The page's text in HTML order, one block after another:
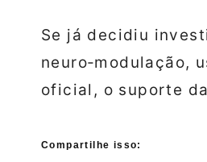
Se já decidiu
neuro‑modulação,
oficial, o suporte
Compartilhe isso: